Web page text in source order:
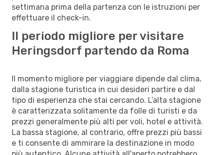
settimana prima della partenza con le istruzioni per
effettuare il check-in.
Il periodo migliore per visitare
Heringsdorf partendo da Roma
Il momento migliore per viaggiare dipende dal clima,
dalla stagione turistica in cui desideri partire e dal
tipo di esperienza che stai cercando. L’alta stagione
è caratterizzata solitamente da folle di turisti e da
prezzi generalmente più alti per voli, hotel e attività.
La bassa stagione, al contrario, offre prezzi più bassi
e ti consente di ammirare la destinazione in modo